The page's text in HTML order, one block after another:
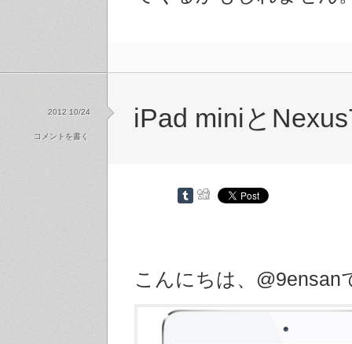
iPad miniと
こんにちは、@9ensan
2012 10/24
コメントを書く